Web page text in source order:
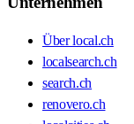
Über local.ch
localsearch.ch
search.ch
renovero.ch